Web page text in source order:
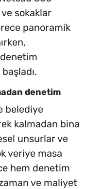
sokaklar
panoramik
denetim
belediye
kalmadan bina
unsurlar ve
veriye masa
hem denetim
ve maliyet